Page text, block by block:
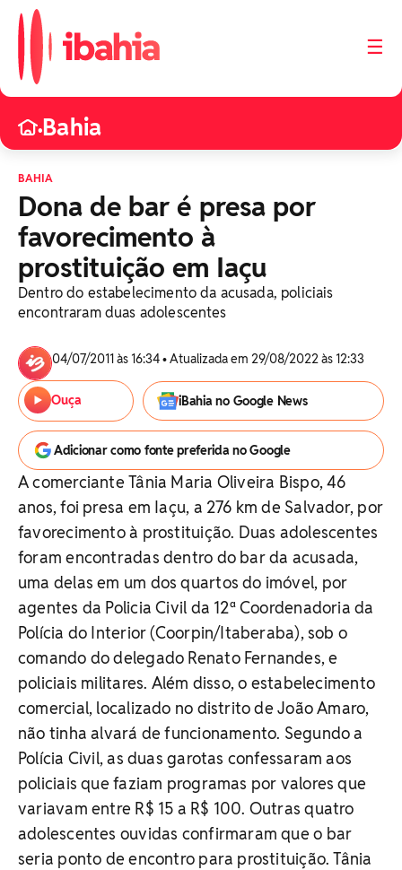
☰
•Bahia
BAHIA
Dona de bar é presa por
favorecimento à
prostituição em Iaçu
Dentro do estabelecimento da acusada, policiais
encontraram duas adolescentes
04/07/2011 às 16:34 • Atualizada em 29/08/2022 às 12:33
Ouça iBahia no Google News
Adicionar como fonte preferida no Google
A comerciante Tânia Maria Oliveira Bispo, 46
anos, foi presa em Iaçu, a 276 km de Salvador, por
favorecimento à prostituição. Duas adolescentes
foram encontradas dentro do bar da acusada,
uma delas em um dos quartos do imóvel, por
agentes da Policia Civil da 12ª Coordenadoria da
Polícia do Interior (Coorpin/Itaberaba), sob o
comando do delegado Renato Fernandes, e
policiais militares. Além disso, o estabelecimento
comercial, localizado no distrito de João Amaro,
não tinha alvará de funcionamento. Segundo a
Polícia Civil, as duas garotas confessaram aos
policiais que faziam programas por valores que
variavam entre R$ 15 a R$ 100. Outras quatro
adolescentes ouvidas confirmaram que o bar
seria ponto de encontro para prostituição. Tânia